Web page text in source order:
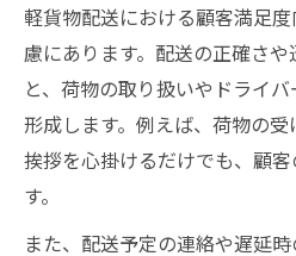
軽貨物配送における顧客満足
慮にあります。配送の正確さ
と、荷物の取り扱いやドライ
形成します。例えば、荷物の
挨拶を心掛けるだけでも、顧
す。
また、配送予定の連絡や遅延